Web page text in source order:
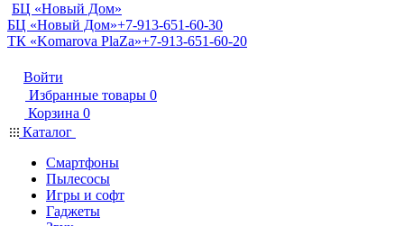
БЦ «Новый Дом»
БЦ «Новый Дом»+7-913-651-60-30
ТК «Komarova PlaZa»+7-913-651-60-20
Войти
Избранные товары 0
Корзина 0
Каталог
Смартфоны
Пылесосы
Игры и софт
Гаджеты